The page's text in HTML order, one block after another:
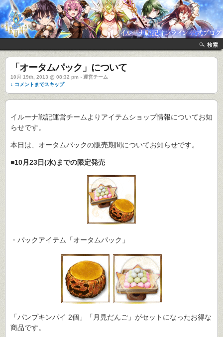
検索
「オータムパック」について
10月 19th, 2013 @ 08:32 pm › 運営チーム
↓ コメントまでスキップ
イルーナ戦記運営チームよりアイテムショップ情報についてお知
らせです。
本日は、オータムパックの販売期間についてお知らせです。
■10月23日(水)までの限定発売
・パックアイテム「オータムパック」
「パンプキンパイ 2個」「月見だんご」がセットになったお得な
商品です。